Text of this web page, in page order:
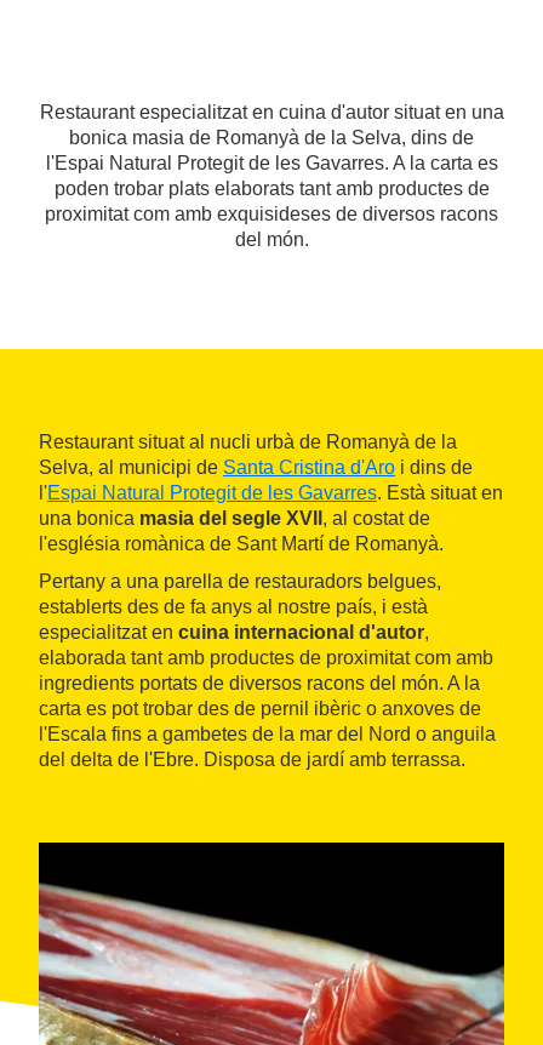
Restaurant especialitzat en cuina d'autor situat en una
bonica masia de Romanyà de la Selva, dins de
l'Espai Natural Protegit de les Gavarres. A la carta es
poden trobar plats elaborats tant amb productes de
proximitat com amb exquisideses de diversos racons
del món.
Restaurant situat al nucli urbà de Romanyà de la
Selva, al municipi de Santa Cristina d'Aro i dins de
l'Espai Natural Protegit de les Gavarres. Està situat en
una bonica masia del segle XVII , al costat de
l'església romànica de Sant Martí de Romanyà.
Pertany a una parella de restauradors belgues,
establerts des de fa anys al nostre país, i està
especialitzat en cuina internacional d'autor,
elaborada tant amb productes de proximitat com amb
ingredients portats de diversos racons del món. A la
carta es pot trobar des de pernil ibèric o anxoves de
l'Escala fins a gambetes de la mar del Nord o anguila
del delta de l'Ebre. Disposa de jardí amb terrassa.